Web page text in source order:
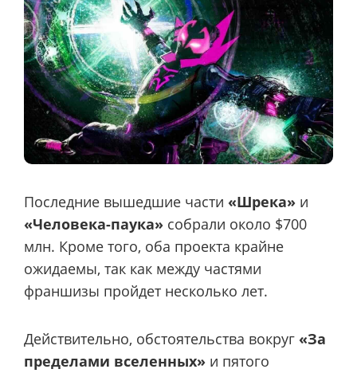
Последние вышедшие части «Шрека» и
«Человека-паука» собрали около $700
млн. Кроме того, оба проекта крайне
ожидаемы, так как между частями
франшизы пройдет несколько лет.
Действительно, обстоятельства вокруг «За
пределами вселенных» и пятого